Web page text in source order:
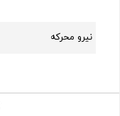
نیرو محرکه